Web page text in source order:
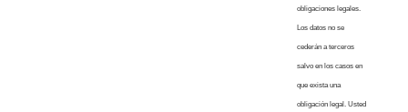
obligaciones legales.
Los datos no se
cederán a terceros
salvo en los casos en
que exista una
obligación legal. Usted